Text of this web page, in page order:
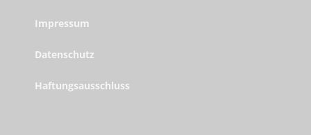
Impressum
Datenschutz
Haftungsausschluss